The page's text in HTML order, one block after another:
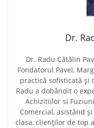
Dr.
Dr. Radu Cătălin
Fondatorul Pavel,
practică sofisticată și
Radu a dobândit o
Achizitiilor si
Comercial, asistând
clasa, clienților de top